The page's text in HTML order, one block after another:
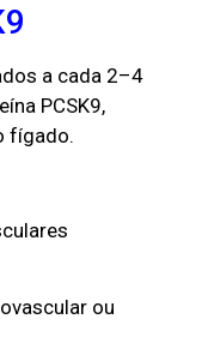
a cada 2–4
PCSK9,
fígado.
ou